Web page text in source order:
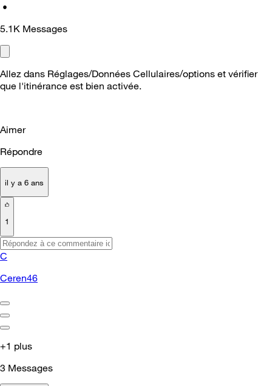
•
5.1K Messages
Allez dans Réglages/Données Cellulaires/options et vérifier
que l'itinérance est bien activée.
Aimer
Répondre
il y a 6 ans
1
C
Ceren46
+1 plus
3 Messages